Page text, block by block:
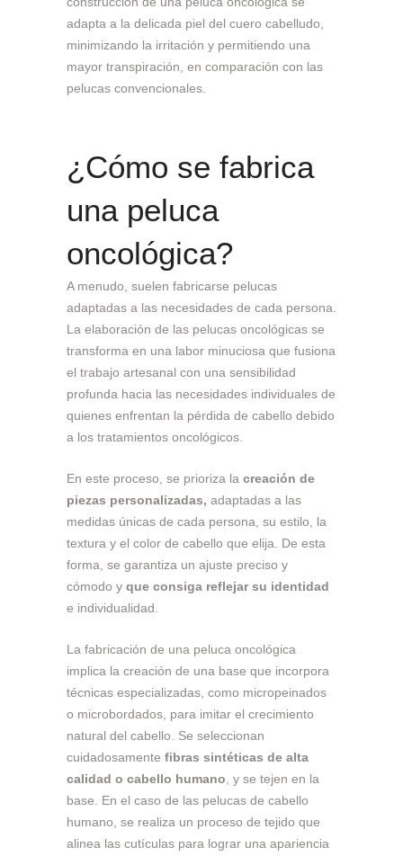
adapta a la delicada piel del cuero cabelludo,
minimizando la irritación y permitiendo una
mayor transpiración, en comparación con las
pelucas convencionales.
¿Cómo se fabrica
una peluca
oncológica?
A menudo, suelen fabricarse pelucas
adaptadas a las necesidades de cada persona.
La elaboración de las pelucas oncológicas se
transforma en una labor minuciosa que fusiona
el trabajo artesanal con una sensibilidad
profunda hacia las necesidades individuales de
quienes enfrentan la pérdida de cabello debido
a los tratamientos oncológicos.
En este proceso, se prioriza la creación de
piezas personalizadas, adaptadas a las
medidas únicas de cada persona, su estilo, la
textura y el color de cabello que elija. De esta
forma, se garantiza un ajuste preciso y
cómodo y que consiga reflejar su identidad
e individualidad.
La fabricación de una peluca oncológica
implica la creación de una base que incorpora
técnicas especializadas, como micropeinados
o microbordados, para imitar el crecimiento
natural del cabello. Se seleccionan
cuidadosamente fibras sintéticas de alta
calidad o cabello humano , y se tejen en la
base. En el caso de las pelucas de cabello
humano, se realiza un proceso de tejido que
alinea las cutículas para lograr una apariencia